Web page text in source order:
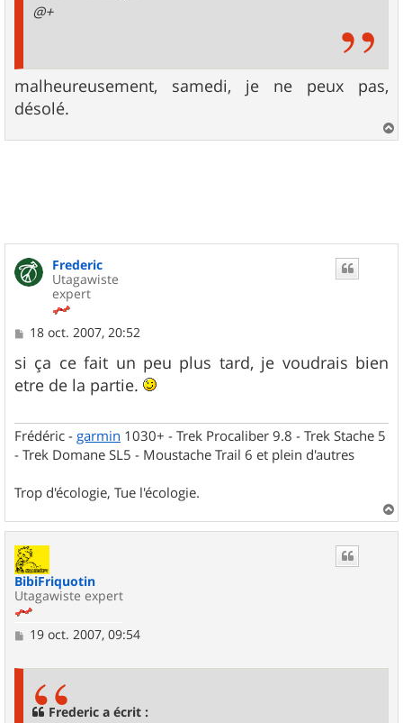
@+
malheureusement, samedi, je ne peux pas,
désolé.
a
Frederic
Utagawiste
expert
M
s
s
a
18 oct. 2007, 20:52
si ça ce fait un peu plus tard, je voudrais bien
etre de la partie.
Frédéric - garmin 1030+ - Trek Procaliber 9.8 - Trek Stache 5
- Trek Domane SL5 - Moustache Trail 6 et plein d'autres
Trop d'écologie, Tue l'écologie.
a
BibiFriquotin
Utagawiste expert
M19 oct. 2007, 09:54
Frederic a écrit :